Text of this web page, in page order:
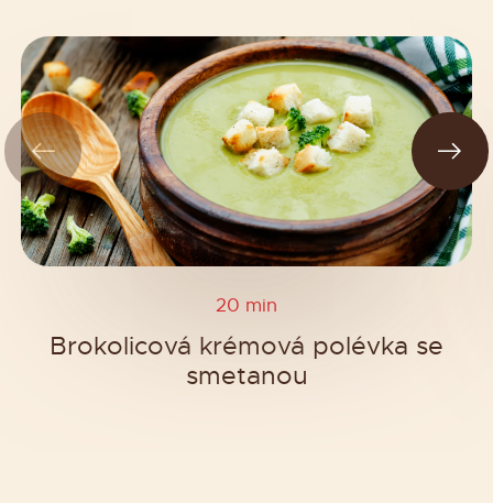
20 min
Brokolicová krémová polévka se
smetanou